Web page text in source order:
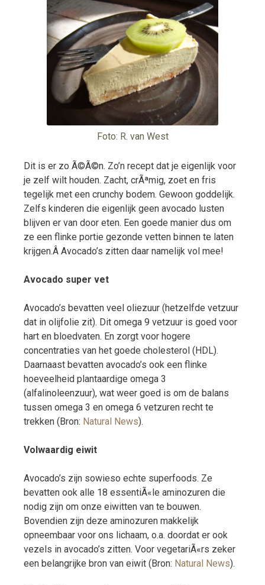
Foto: R. van West
Dit is er zo Ã©Ã©n. Zo’n recept dat je eigenlijk voor
je zelf wilt houden. Zacht, crÃªmig, zoet en fris
tegelijk met een crunchy bodem. Gewoon goddelijk.
Zelfs kinderen die eigenlijk geen avocado lusten
blijven er van door eten. Een goede manier dus om
ze een flinke portie gezonde vetten binnen te laten
krijgen.Â Avocado’s zitten daar namelijk vol mee!
Avocado super vet
Avocado’s bevatten veel oliezuur (hetzelfde vetzuur
dat in olijfolie zit). Dit omega 9 vetzuur is goed voor
hart en bloedvaten. En zorgt voor hogere
concentraties van het goede cholesterol (HDL).
Daarnaast bevatten avocado’s ook een flinke
hoeveelheid plantaardige omega 3
(alfalinoleenzuur), wat weer goed is om de balans
tussen omega 3 en omega 6 vetzuren recht te
trekken (Bron: Natural News).
Volwaardig eiwit
Avocado’s zijn sowieso echte superfoods. Ze
bevatten ook alle 18 essentiÃ«le aminozuren die
nodig zijn om onze eiwitten van te bouwen.
Bovendien zijn deze aminozuren makkelijk
opneembaar voor ons lichaam, o.a. doordat er ook
vezels in avocado’s zitten. Voor vegetariÃ«rs zeker
een belangrijke bron van eiwit (Bron: Natural News).